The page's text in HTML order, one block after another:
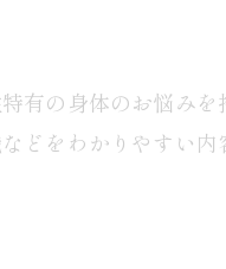
有の身体のお悩みを
どをわかりやすい内